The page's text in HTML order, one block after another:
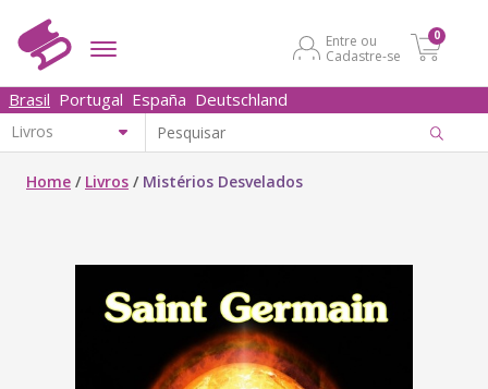
Entre ou
Cadastre-se
0
Brasil Portugal España Deutschland
Home / Livros / Mistérios Desvelados